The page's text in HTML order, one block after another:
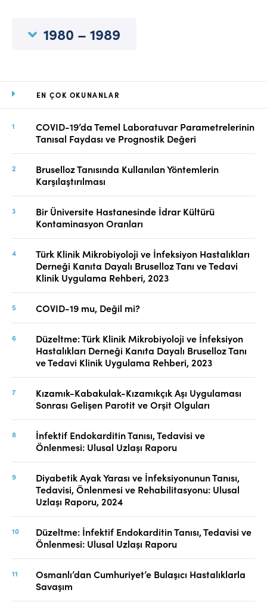
EN ÇOK OKUNANLAR
COVID-19’da Temel Laboratuvar Parametrelerinin
Tanısal Faydası ve Prognostik Değeri
Bruselloz Tanısında Kullanılan Yöntemlerin
Karşılaştırılması
Bir Üniversite Hastanesinde İdrar Kültürü
Kontaminasyon Oranları
Türk Klinik Mikrobiyoloji ve İnfeksiyon Hastalıkları
Derneği Kanıta Dayalı Bruselloz Tanı ve Tedavi
Klinik Uygulama Rehberi, 2023
COVID-19 mu, Değil mi?
Düzeltme: Türk Klinik Mikrobiyoloji ve İnfeksiyon
Hastalıkları Derneği Kanıta Dayalı Bruselloz Tanı
ve Tedavi Klinik Uygulama Rehberi, 2023
Kızamık-Kabakulak-Kızamıkçık Aşı Uygulaması
Sonrası Gelişen Parotit ve Orşit Olguları
İnfektif Endokarditin Tanısı, Tedavisi ve
Önlenmesi: Ulusal Uzlaşı Raporu
Diyabetik Ayak Yarası ve İnfeksiyonunun Tanısı,
Tedavisi, Önlenmesi ve Rehabilitasyonu: Ulusal
Uzlaşı Raporu, 2024
Düzeltme: İnfektif Endokarditin Tanısı, Tedavisi ve
Önlenmesi: Ulusal Uzlaşı Raporu
Osmanlı’dan Cumhuriyet’e Bulaşıcı Hastalıklarla
Savaşım
1980 – 1989